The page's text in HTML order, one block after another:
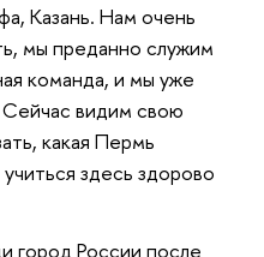
Казань. Нам очень
мы преданно служим
команда, и мы уже
Сейчас видим свою
какая Пермь
здесь здорово
город России после